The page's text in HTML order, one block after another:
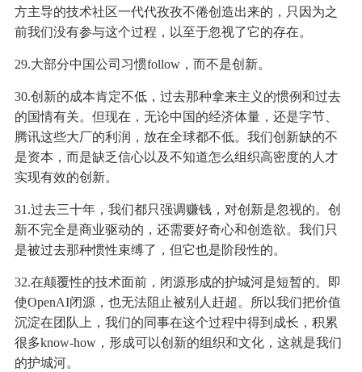
方主导的技术社区一代代孜孜不倦创造出来的，只因为之
前我们没有参与这个过程，以至于忽视了它的存在。
29.大部分中国公司习惯follow，而不是创新。
30.创新的成本肯定不低，过去那种拿来主义的惯例和过去
的国情有关。但现在，无论中国的经济体量，还是字节、
腾讯这些大厂的利润，放在全球都不低。我们创新缺的不
是资本，而是缺乏信心以及不知道怎么组织高密度的人才
实现有效的创新。
31.过去三十年，我们都只强调赚钱，对创新是忽视的。创
新不完全是商业驱动的，还需要好奇心和创造欲。我们只
是被过去那种惯性束缚了，但它也是阶段性的。
32.在颠覆性的技术面前，闭源形成的护城河是短暂的。即
使OpenAI闭源，也无法阻止被别人赶超。所以我们把价值
沉淀在团队上，我们的同事在这个过程中得到成长，积累
很多know-how，形成可以创新的组织和文化，这就是我们
的护城河。